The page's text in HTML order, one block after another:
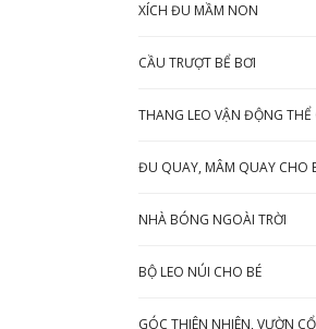
XÍCH ĐU MẦM NON
CẦU TRƯỢT BỂ BƠI
THANG LEO VẬN ĐỘNG THỂ
ĐU QUAY, MÂM QUAY CHO
NHÀ BÓNG NGOÀI TRỜI
BỘ LEO NÚI CHO BÉ
GÓC THIÊN NHIÊN, VƯỜN